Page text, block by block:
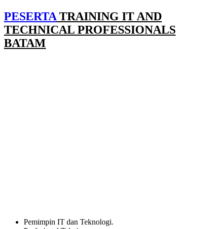
PESERTA TRAINING IT AND
TECHNICAL PROFESSIONALS
BATAM
Pemimpin IT dan Teknologi.